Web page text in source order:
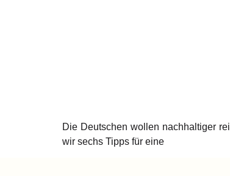
Die Deutschen wollen nachhaltiger
wir sechs Tipps für eine